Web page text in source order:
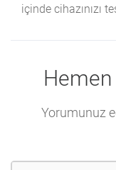
içinde cihazınızı
Hemen
Yorumunuz